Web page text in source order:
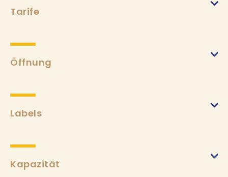
Tarife
Aufpreis für Haustiere
Öffnung
Labels
Kapazität